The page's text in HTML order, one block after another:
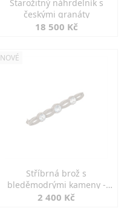
Starožitný náhrdelník s
českými granáty
18 500 Kč
NOVÉ
Stříbrná brož s
bleděmodrými kameny -
jemná elegance
2 400 Kč